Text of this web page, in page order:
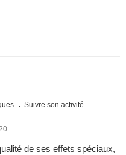
Suivre son activité
de ses effets spéciaux,